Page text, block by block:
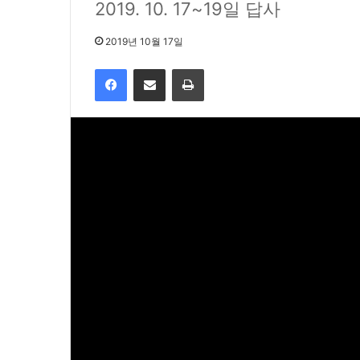
2019. 10. 17~19일 답사
2019년 10월 17일
FacebookShare via Email Print